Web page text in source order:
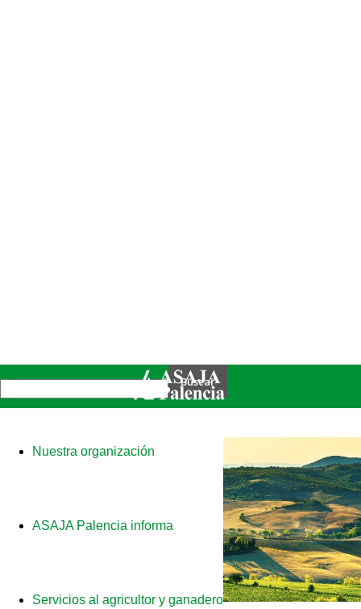
Nuestra organización
ASAJA Palencia informa
Servicios al agricultor y ganadero